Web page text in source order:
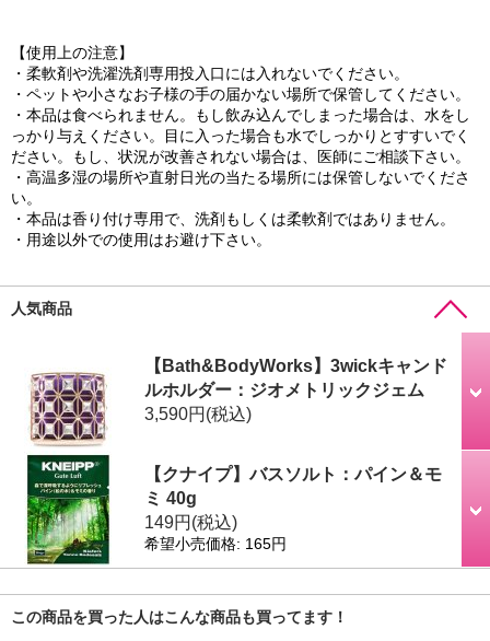
【使用上の注意】
・柔軟剤や洗濯洗剤専用投入口には入れないでください。
・ペットや小さなお子様の手の届かない場所で保管してください。
・本品は食べられません。もし飲み込んでしまった場合は、水をし
っかり与えください。目に入った場合も水でしっかりとすすいでく
ださい。もし、状況が改善されない場合は、医師にご相談下さい。
・高温多湿の場所や直射日光の当たる場所には保管しないでくださ
い。
・本品は香り付け専用で、洗剤もしくは柔軟剤ではありません。
・用途以外での使用はお避け下さい。
人気商品
【Bath&BodyWorks】3wickキャンド
ルホルダー：ジオメトリックジェム
3,590円(税込)
【クナイプ】バスソルト：パイン＆モ
ミ 40g
149円(税込)
希望小売価格: 165円
この商品を買った人はこんな商品も買ってます！